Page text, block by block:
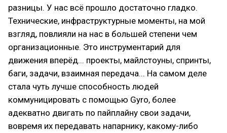
разницы. У нас всё прошло достаточно гладко.
Технические, инфраструктурные моменты, на мой
взгляд, повлияли на нас в большей степени чем
организационные. Это инструментарий для
движения вперёд... проекты, майлстоуны, спринты,
баги, задачи, взаимная передача... На самом деле
стала чуть лучше способность людей
коммуницировать с помощью Gyro, более
адекватно двигать по пайплайну свои задачи,
вовремя их передавать напарнику, какому-либо